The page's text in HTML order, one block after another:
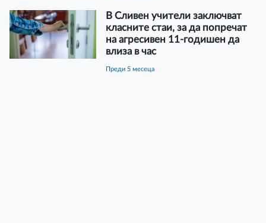
В Сливен учители заключват
класните стаи, за да попречат
на агресивен 11-годишен да
влиза в час
преди 5 месеца